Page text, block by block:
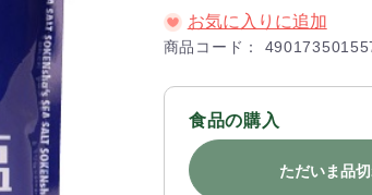
お気に入りに追加
商品コード：
食品の購入
ただいま品